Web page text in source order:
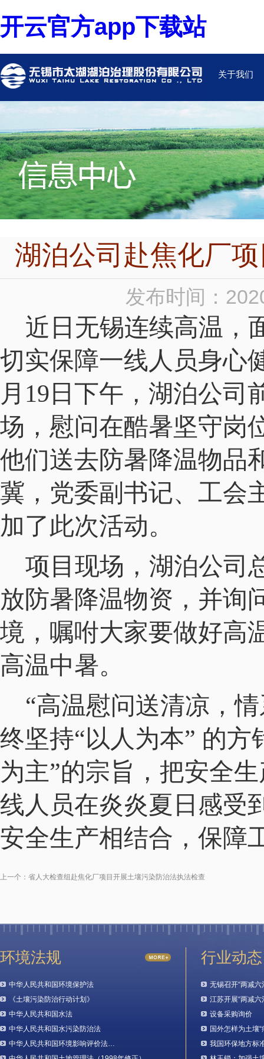
开云官方app下载站
关于我们
湖泊公司赴焦化厂
发布时间：
近日无锡连续高温，
切实保障一线人员身心
月19日下午，湖泊公司
场，慰问在酷暑坚守岗
他们送去防暑降温物品
冀，党委副书记、工会
加了此次活动。
项目现场，湖泊公司
放防暑降温物资，并询
境，嘱咐大家要做好高
高温中暑。
“高温慰问送清凉，
终坚持“以人为本” 的
为主”的宗旨，把安全
线人员在炎炎夏日感受
安全生产相结合，保障
上一个： 省人大检查组赴焦化厂项目开展土壤污染防治法执法检查
环境法规
中华人民共和国环境保护法
《土壤污染防治行动计划》
中华人民共和国水法
中华人民共和国水污染防治法
中华人民共和国环境影响评价法…
行业动态
无锡召开“两减
江苏开展“两减
设备采购询价
国外怎样为土壤“
我国环保地方标